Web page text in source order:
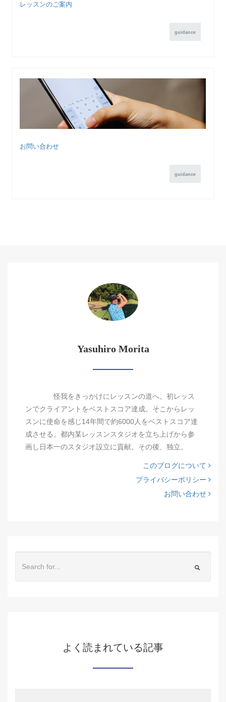
レッスンのご案内
guidance
お問い合わせ
guidance
Yasuhiro Morita
怪我をきっかけにレッスンの道へ。初レッス
ンでクライアントをベストスコア達成。そこからレッ
スンに使命を感じ14年間で約6000人をベストスコア達
成させる。都内某レッスンスタジオを立ち上げから参
画し日本一のスタジオ設立に貢献。その後、独立。
このブログについて
プライバシーポリシー
お問い合わせ
よく読まれている記事